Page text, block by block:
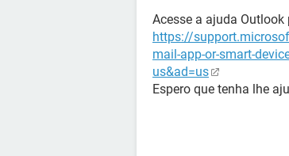
Acesse a ajuda Outlook
https://
mail-app-or-smart-
us&ad=us
Espero que tenha lhe